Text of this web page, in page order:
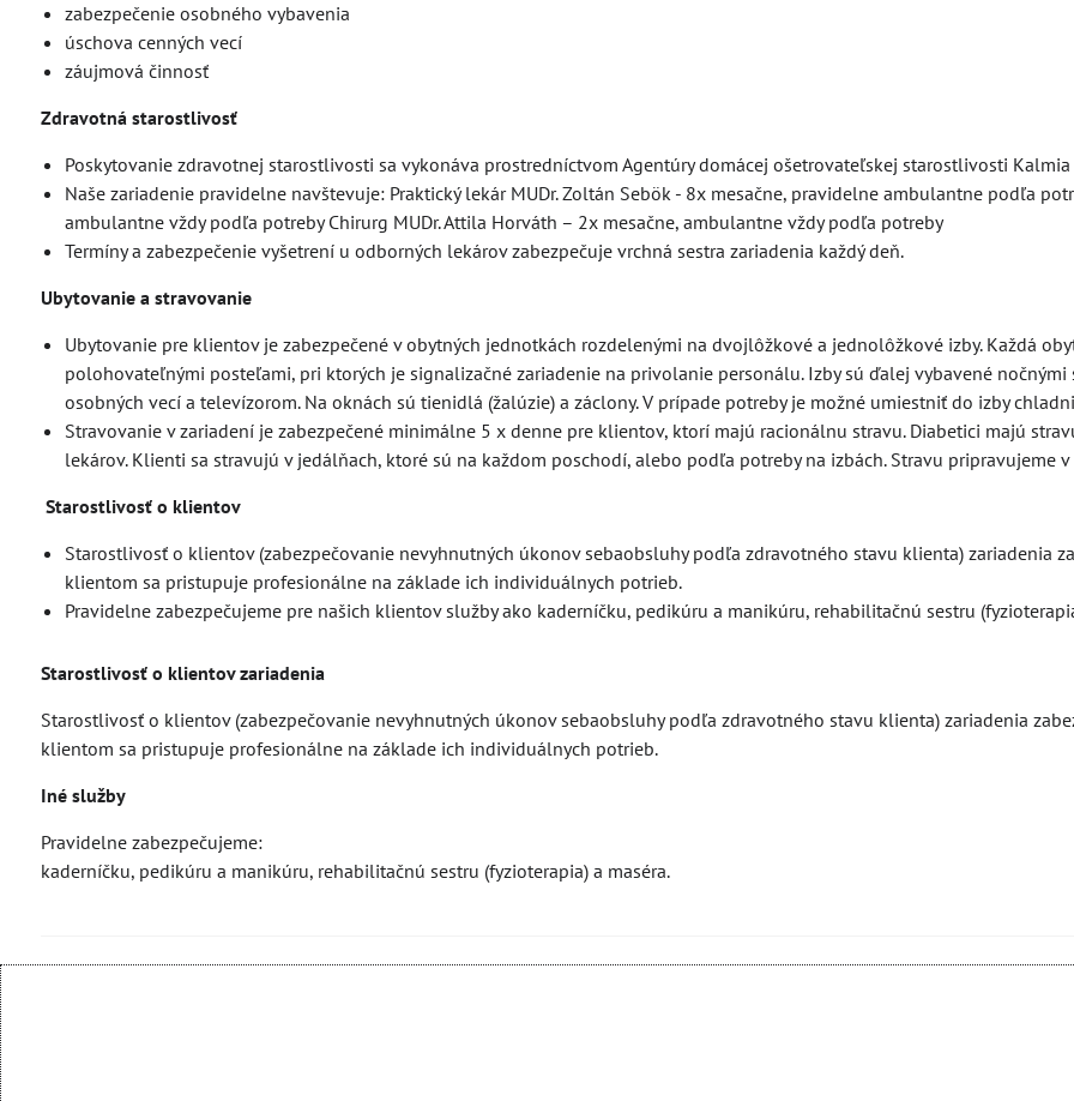
zabezpečenie osobného vybavenia
úschova cenných vecí
záujmová činnosť
Zdravotná starostlivosť
Poskytovanie zdravotnej starostlivosti sa vykonáva prostredníctvom Agentúry domácej ošetrovateľskej starostlivosti Kalmia
Naše zariadenie pravidelne navštevuje: Praktický lekár MUDr. Zoltán Sebök - 8x mesačne, pravidelne ambulantne podľa
ambulantne vždy podľa potreby Chirurg MUDr. Attila Horváth – 2x mesačne, ambulantne vždy podľa potreby
Termíny a zabezpečenie vyšetrení u odborných lekárov zabezpečuje vrchná sestra zariadenia každý deň.
Ubytovanie a stravovanie
Ubytovanie pre klientov je zabezpečené v obytných jednotkách rozdelenými na dvojlôžkové a jednolôžkové izby. Každá
polohovateľnými posteľami, pri ktorých je signalizačné zariadenie na privolanie personálu. Izby sú ďalej vybavené
osobných vecí a televízorom. Na oknách sú tienidlá (žalúzie) a záclony. V prípade potreby je možné umiestniť do izby
Stravovanie v zariadení je zabezpečené minimálne 5 x denne pre klientov, ktorí majú racionálnu stravu. Diabetici majú
lekárov. Klienti sa stravujú v jedálňach, ktoré sú na každom poschodí, alebo podľa potreby na izbách. Stravu pripravujeme
Starostlivosť o klientov
Starostlivosť o klientov (zabezpečovanie nevyhnutných úkonov sebaobsluhy podľa zdravotného stavu klienta) zariadenia
klientom sa pristupuje profesionálne na základe ich individuálnych potrieb.
Pravidelne zabezpečujeme pre našich klientov služby ako kaderníčku, pedikúru a manikúru, rehabilitačnú sestru
Starostlivosť o klientov zariadenia
Starostlivosť o klientov (zabezpečovanie nevyhnutných úkonov sebaobsluhy podľa zdravotného stavu klienta) zariadenia
klientom sa pristupuje profesionálne na základe ich individuálnych potrieb.
Iné služby
Pravidelne zabezpečujeme:
kaderníčku, pedikúru a manikúru, rehabilitačnú sestru (fyzioterapia) a maséra.